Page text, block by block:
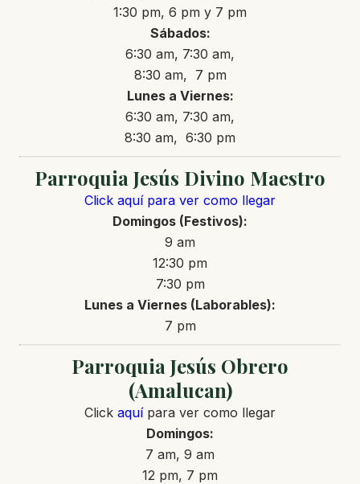
1:30 pm, 6 pm y 7 pm
Sábados:
6:30 am, 7:30 am,
8:30 am, 7 pm
Lunes a Viernes:
6:30 am, 7:30 am,
8:30 am, 6:30 pm
Parroquia Jesús Divino Maestro
Click aquí para ver como llegar
Domingos (Festivos):
9 am
12:30 pm
7:30 pm
Lunes a Viernes (Laborables):
7 pm
Parroquia Jesús Obrero
(Amalucan)
Click aquípara ver como llegar
Domingos:
7 am, 9 am
12 pm, 7 pm